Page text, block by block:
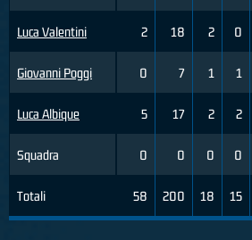
Luca Valentini
Giovanni Poggi
Luca Albique
Squadra
Totali
2 18 2 0
0 7 1 1
5 17 2 2
0 0 0 0
58 200 18 15